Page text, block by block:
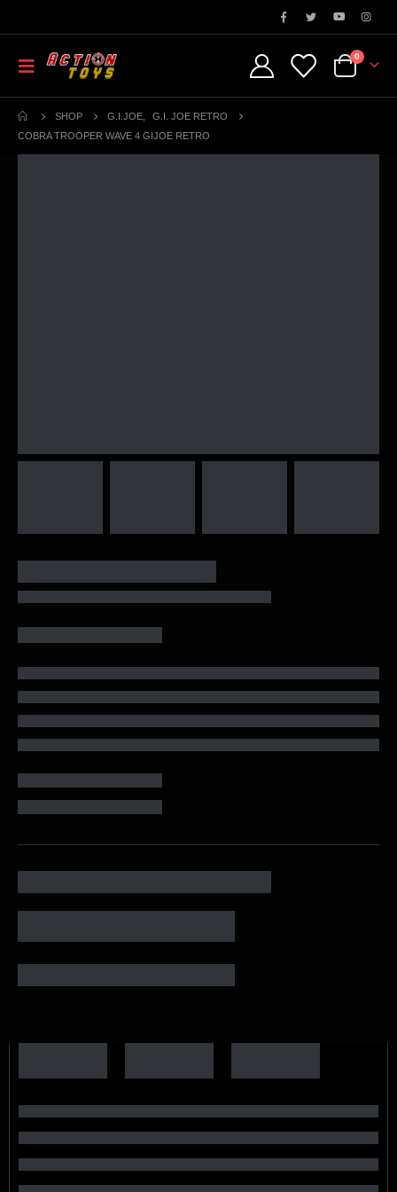
0
SHOP G.I.JOE
G.I. JOE RETRO
COBRA TROOPER WAVE 4 GIJOE RETRO